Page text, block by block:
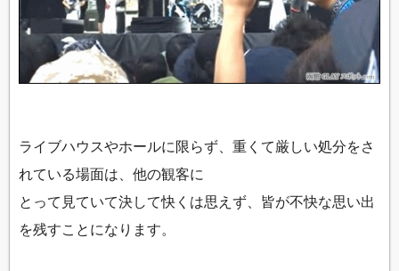
ライブハウスやホールに限らず、重くて厳しい処分をさ
れている場面は、他の観客に
とって見ていて決して快くは思えず、皆が不快な思い出
を残すことになります。